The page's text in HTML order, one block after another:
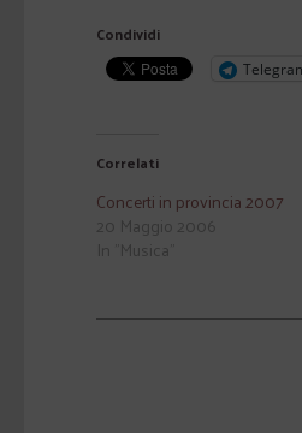
Condividi
Correlati
Concerti in provincia 2007
20 Maggio 2006
In "Musica"